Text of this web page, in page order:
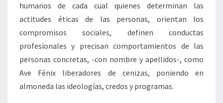
humanos de cada cual quienes determinan las
actitudes éticas de las personas, orientan los
compromisos sociales, definen conductas
profesionales y precisan comportamientos de las
personas concretas, -con nombre y apellidos-, como
Ave Fénix liberadores de cenizas, poniendo en
almoneda las ideologías, credos y programas.